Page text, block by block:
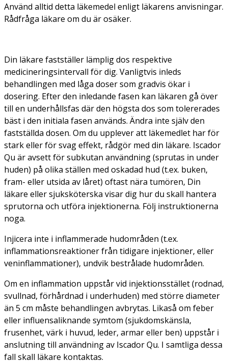
Använd alltid detta läkemedel enligt läkarens anvisningar.
Rådfråga läkare om du är osäker.
Din läkare fastställer lämplig dos respektive
medicineringsintervall för dig. Vanligtvis inleds
behandlingen med låga doser som gradvis ökar i
dosering. Efter den inledande fasen kan läkaren gå över
till en underhållsfas där den högsta dos som tolererades
bäst i den initiala fasen används. Ändra inte själv den
fastställda dosen. Om du upplever att läkemedlet har för
stark eller för svag effekt, rådgör med din läkare. Iscador
Qu är avsett för subkutan användning (sprutas in under
huden) på olika ställen med oskadad hud (t.ex. buken,
fram- eller utsida av låret) oftast nära tumören, Din
läkare eller sjuksköterska visar dig hur du skall hantera
sprutorna och utföra injektionerna. Följ instruktionerna
noga.
Injicera inte i inflammerade hudområden (t.ex.
inflammationsreaktioner från tidigare injektioner, eller
veninflammationer), undvik bestrålade hudområden.
Om en inflammation uppstår vid injektionsstället (rodnad,
svullnad, förhårdnad i underhuden) med större diameter
än 5 cm måste behandlingen avbrytas. Likaså om feber
eller influensaliknande symtom (sjukdomskänsla,
frusenhet, värk i huvud, leder, armar eller ben) uppstår i
anslutning till användning av Iscador Qu. I samtliga dessa
fall skall läkare kontaktas.